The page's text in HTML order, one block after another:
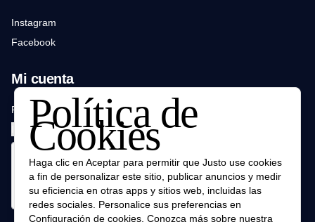
Instagram
Facebook
Mi cuenta
Pedir
Iniciar sesión
Política de
Cookies
Haga clic en Aceptar para permitir que Justo use cookies
a fin de personalizar este sitio, publicar anuncios y medir
su eficiencia en otras apps y sitios web, incluidas las
redes sociales. Personalice sus preferencias en
Configuración de cookies. Conozca más sobre nuestra